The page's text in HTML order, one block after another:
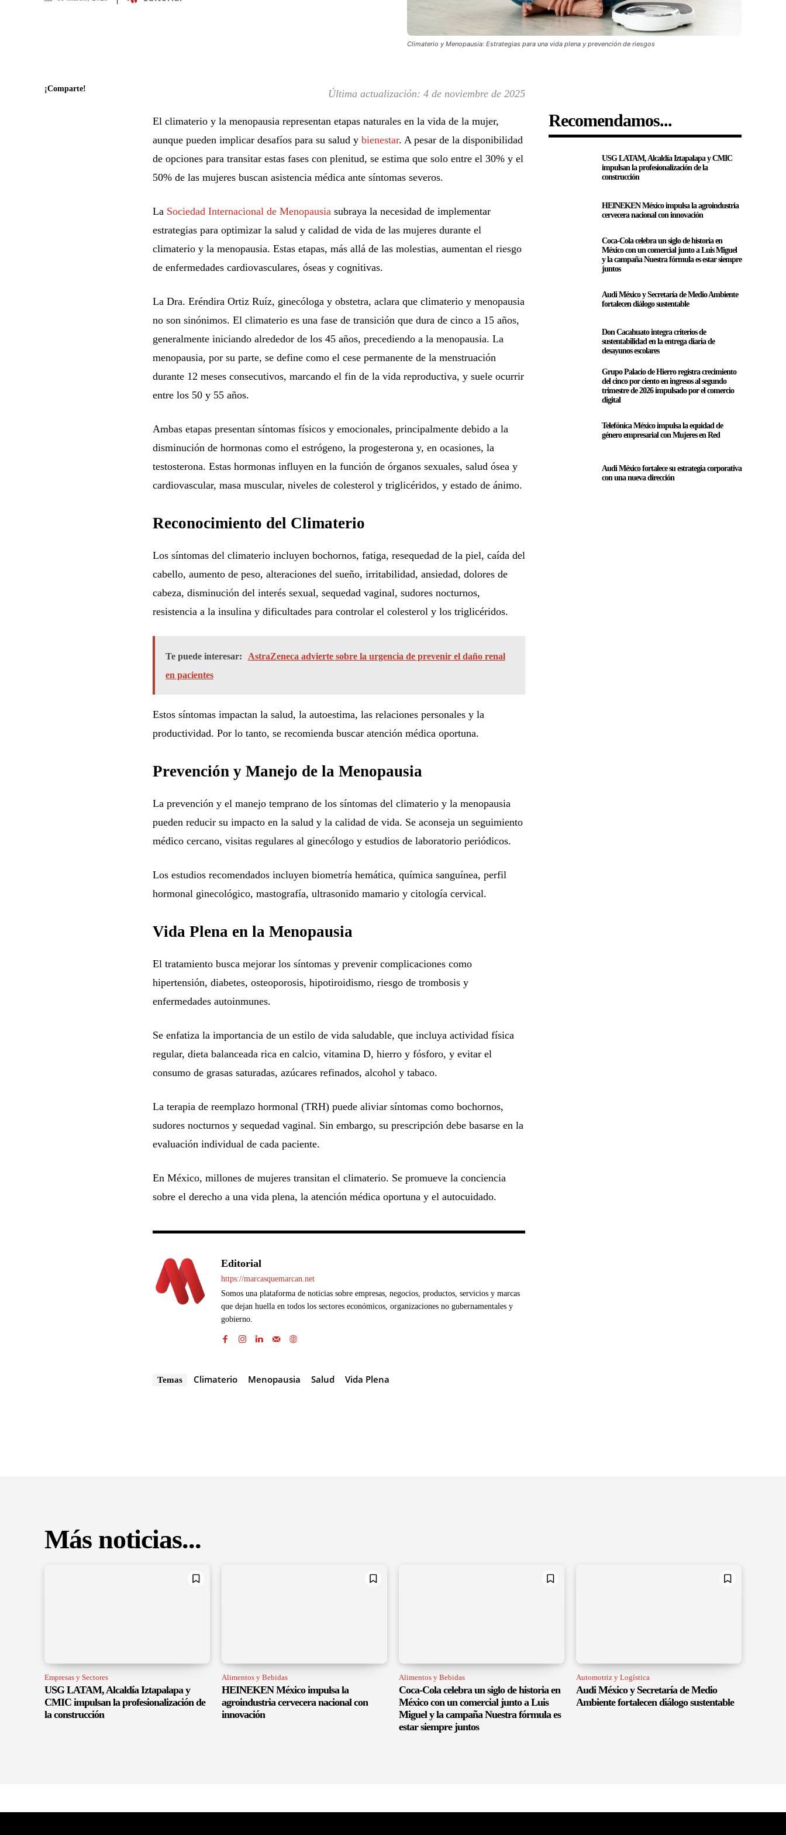
Climaterio y Menopausia: Estrategias para una vida plena y prevención de riesgos
¡Comparte! Última actualización:4 de noviembre de 2025
El climaterio y la menopausia representan etapas naturales en la vida de la mujer,
aunque pueden implicar desafíos para su salud y bienestar. A pesar de la disponibilidad
de opciones para transitar estas fases con plenitud, se estima que solo entre el 30% y el
50% de las mujeres buscan asistencia médica ante síntomas severos.
La Sociedad Internacional de Menopausia subraya la necesidad de implementar
estrategias para optimizar la salud y calidad de vida de las mujeres durante el
climaterio y la menopausia. Estas etapas, más allá de las molestias, aumentan el riesgo
de enfermedades cardiovasculares, óseas y cognitivas.
La Dra. Eréndira Ortiz Ruíz, ginecóloga y obstetra, aclara que climaterio y menopausia
no son sinónimos. El climaterio es una fase de transición que dura de cinco a 15 años,
generalmente iniciando alrededor de los 45 años, precediendo a la menopausia. La
menopausia, por su parte, se define como el cese permanente de la menstruación
durante 12 meses consecutivos, marcando el fin de la vida reproductiva, y suele ocurrir
entre los 50 y 55 años.
Ambas etapas presentan síntomas físicos y emocionales, principalmente debido a la
disminución de hormonas como el estrógeno, la progesterona y, en ocasiones, la
testosterona. Estas hormonas influyen en la función de órganos sexuales, salud ósea y
cardiovascular, masa muscular, niveles de colesterol y triglicéridos, y estado de ánimo.
Reconocimiento del Climaterio
Los síntomas del climaterio incluyen bochornos, fatiga, resequedad de la piel, caída del
cabello, aumento de peso, alteraciones del sueño, irritabilidad, ansiedad, dolores de
cabeza, disminución del interés sexual, sequedad vaginal, sudores nocturnos,
resistencia a la insulina y dificultades para controlar el colesterol y los triglicéridos.
Te puede interesar:
AstraZeneca advierte sobre la urgencia de prevenir el daño renal
en pacientes
Estos síntomas impactan la salud, la autoestima, las relaciones personales y la
productividad. Por lo tanto, se recomienda buscar atención médica oportuna.
Prevención y Manejo de la Menopausia
La prevención y el manejo temprano de los síntomas del climaterio y la menopausia
pueden reducir su impacto en la salud y la calidad de vida. Se aconseja un seguimiento
médico cercano, visitas regulares al ginecólogo y estudios de laboratorio periódicos.
Los estudios recomendados incluyen biometría hemática, química sanguínea, perfil
hormonal ginecológico, mastografía, ultrasonido mamario y citología cervical.
Vida Plena en la Menopausia
El tratamiento busca mejorar los síntomas y prevenir complicaciones como
hipertensión, diabetes, osteoporosis, hipotiroidismo, riesgo de trombosis y
enfermedades autoinmunes.
Se enfatiza la importancia de un estilo de vida saludable, que incluya actividad física
regular, dieta balanceada rica en calcio, vitamina D, hierro y fósforo, y evitar el
consumo de grasas saturadas, azúcares refinados, alcohol y tabaco.
La terapia de reemplazo hormonal (TRH) puede aliviar síntomas como bochornos,
sudores nocturnos y sequedad vaginal. Sin embargo, su prescripción debe basarse en la
evaluación individual de cada paciente.
En México, millones de mujeres transitan el climaterio. Se promueve la conciencia
sobre el derecho a una vida plena, la atención médica oportuna y el autocuidado.
Editorial
https://marcasquemarcan.net
Somos una plataforma de noticias sobre empresas, negocios, productos, servicios y marcas
que dejan huella en todos los sectores económicos, organizaciones no gubernamentales y
gobierno.
Temas Climaterio Menopausia Salud Vida Plena
Recomendamos...
USG LATAM, Alcaldía Iztapalapa y CMIC
impulsan la profesionalización de la
construcción
HEINEKEN México impulsa la agroindustria
cervecera nacional con innovación
Coca-Cola celebra un siglo de historia en
México con un comercial junto a Luis Miguel
y la campaña Nuestra fórmula es estar siempre
juntos
Audi México y Secretaría de Medio Ambiente
fortalecen diálogo sustentable
Don Cacahuato integra criterios de
sustentabilidad en la entrega diaria de
desayunos escolares
Grupo Palacio de Hierro registra crecimiento
del cinco por ciento en ingresos al segundo
trimestre de 2026 impulsado por el comercio
digital
Telefónica México impulsa la equidad de
género empresarial con Mujeres en Red
Audi México fortalece su estrategia corporativa
con una nueva dirección
Más noticias...
Empresas y Sectores
USG LATAM, Alcaldía Iztapalapa y
CMIC impulsan la profesionalización de
la construcción
Alimentos y Bebidas
HEINEKEN México impulsa la
agroindustria cervecera nacional con
innovación
Alimentos y Bebidas
Coca-Cola celebra un siglo de historia en
México con un comercial junto a Luis
Miguel y la campaña Nuestra fórmula es
estar siempre juntos
Automotriz y Logística
Audi México y Secretaría de Medio
Ambiente fortalecen diálogo sustentable